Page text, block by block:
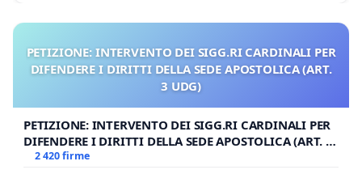
PETIZIONE: INTERVENTO DEI SIGG.RI CARDINALI PER
DIFENDERE I DIRITTI DELLA SEDE APOSTOLICA (ART.
3 UDG)
PETIZIONE: INTERVENTO DEI SIGG.RI CARDINALI PER
DIFENDERE I DIRITTI DELLA SEDE APOSTOLICA (ART. 3
UDG)
2 420 firme